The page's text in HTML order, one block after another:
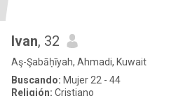
Ivan, 32
Aş-Şabāḥīyah, Ahmadi, Kuwait
Buscando: Mujer 22 - 44
Religión: Cristiano